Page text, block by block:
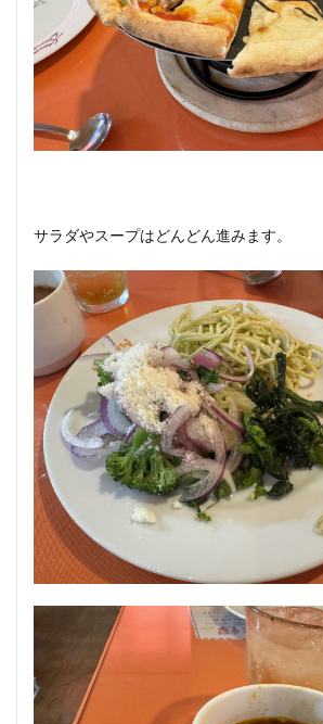
サラダやスープはどんどん進みます。